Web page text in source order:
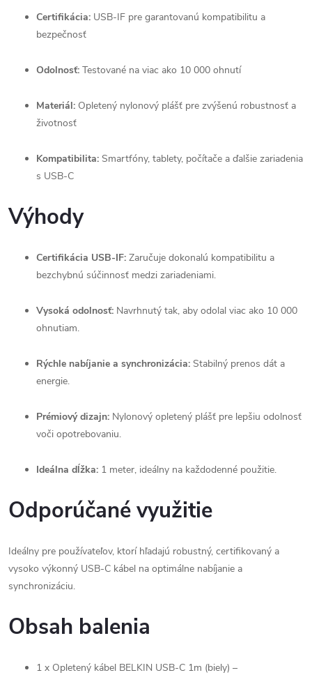
Certifikácia: USB-IF pre garantovanú kompatibilitu a
bezpečnosť
Odolnosť: Testované na viac ako 10 000 ohnutí
Materiál: Opletený nylonový plášť pre zvýšenú robustnosť a
životnosť
Kompatibilita: Smartfóny, tablety, počítače a ďalšie zariadenia
s USB-C
Výhody
Certifikácia USB-IF: Zaručuje dokonalú kompatibilitu a
bezchybnú súčinnosť medzi zariadeniami.
Vysoká odolnosť: Navrhnutý tak, aby odolal viac ako 10 000
ohnutiam.
Rýchle nabíjanie a synchronizácia: Stabilný prenos dát a
energie.
Prémiový dizajn: Nylonový opletený plášť pre lepšiu odolnosť
voči opotrebovaniu.
Ideálna dĺžka: 1 meter, ideálny na každodenné použitie.
Odporúčané využitie
Ideálny pre používateľov, ktorí hľadajú robustný, certifikovaný a
vysoko výkonný USB-C kábel na optimálne nabíjanie a
synchronizáciu.
Obsah balenia
1 x Opletený kábel BELKIN USB-C 1m (biely) –